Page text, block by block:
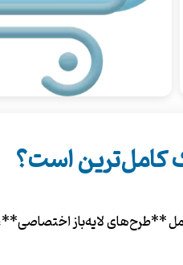
کامل‌ترین است؟
**طرح‌های لایه‌باز